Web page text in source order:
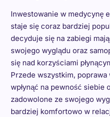
Inwestowanie w medycynę
staje się coraz bardziej
decyduje się na zabiegi
swojego wyglądu oraz
się nad korzyściami
Przede wszystkim,
wpłynąć na pewność siebie
zadowolone ze swojego
bardziej komfortowo w